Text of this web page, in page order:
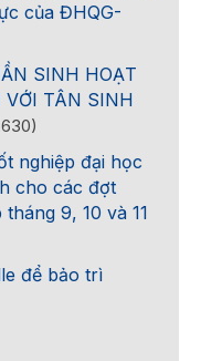
của ĐHQG-
SINH HOẠT
VỚI TÂN SINH
nghiệp đại học
cho các đợt
9, 10 và 11
để bảo trì